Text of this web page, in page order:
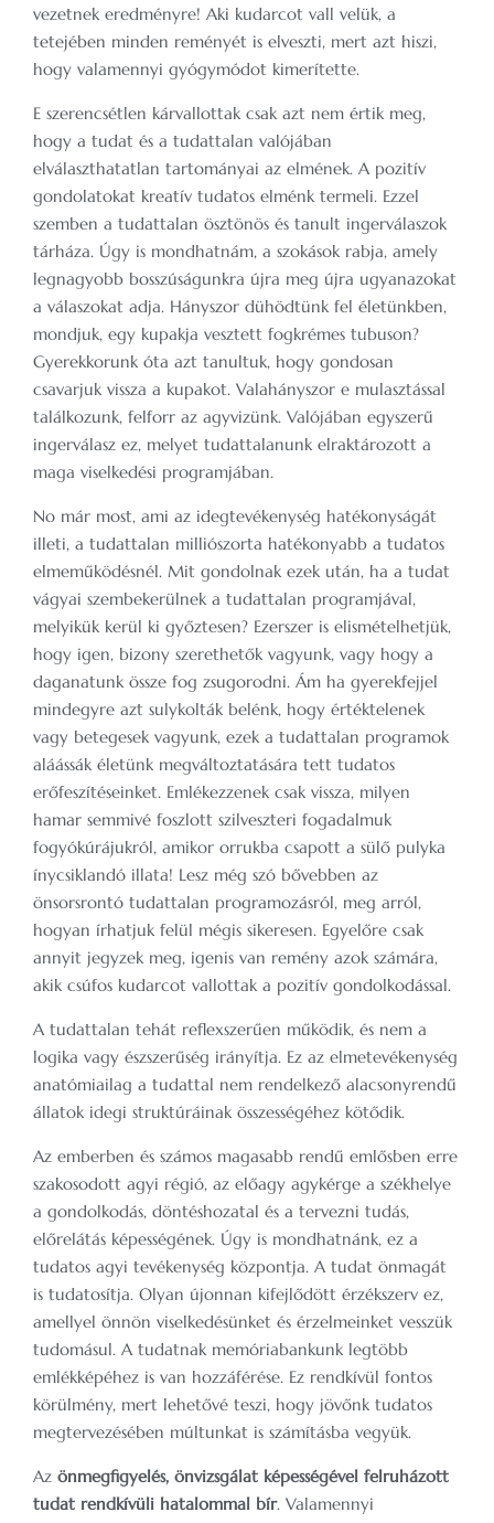
vezetnek eredményre! Aki kudarcot vall velük, a
tetejében minden reményét is elveszti, mert azt hiszi,
hogy valamennyi gyógymódot kimerítette.
E szerencsétlen kárvallottak csak azt nem értik meg,
hogy a tudat és a tudattalan valójában
elválaszthatatlan tartományai az elmének. A pozitív
gondolatokat kreatív tudatos elménk termeli. Ezzel
szemben a tudattalan ösztönös és tanult ingerválaszok
tárháza. Úgy is mondhatnám, a szokások rabja, amely
legnagyobb bosszúságunkra újra meg újra ugyanazokat
a válaszokat adja. Hányszor dühödtünk fel életünkben,
mondjuk, egy kupakja vesztett fogkrémes tubuson?
Gyerekkorunk óta azt tanultuk, hogy gondosan
csavarjuk vissza a kupakot. Valahányszor e mulasztással
találkozunk, felforr az agyvizünk. Valójában egyszerű
ingerválasz ez, melyet tudattalanunk elraktározott a
maga viselkedési programjában.
No már most, ami az idegtevékenység hatékonyságát
illeti, a tudattalan milliószorta hatékonyabb a tudatos
elmeműködésnél. Mit gondolnak ezek után, ha a tudat
vágyai szembekerülnek a tudattalan programjával,
melyikük kerül ki győztesen? Ezerszer is elismételhetjük,
hogy igen, bizony szerethetők vagyunk, vagy hogy a
daganatunk össze fog zsugorodni. Ám ha gyerekfejjel
mindegyre azt sulykolták belénk, hogy értéktelenek
vagy betegesek vagyunk, ezek a tudattalan programok
aláássák életünk megváltoztatására tett tudatos
erőfeszítéseinket. Emlékezzenek csak vissza, milyen
hamar semmivé foszlott szilveszteri fogadalmuk
fogyókúrájukról, amikor orrukba csapott a sülő pulyka
ínycsiklandó illata! Lesz még szó bővebben az
önsorsrontó tudattalan programozásról, meg arról,
hogyan írhatjuk felül mégis sikeresen. Egyelőre csak
annyit jegyzek meg, igenis van remény azok számára,
akik csúfos kudarcot vallottak a pozitív gondolkodással.
A tudattalan tehát reflexszerűen működik, és nem a
logika vagy észszerűség irányítja. Ez az elmetevékenység
anatómiailag a tudattal nem rendelkező alacsonyrendű
állatok idegi struktúráinak összességéhez kötődik.
Az emberben és számos magasabb rendű emlősben erre
szakosodott agyi régió, az előagy agykérge a székhelye
a gondolkodás, döntéshozatal és a tervezni tudás,
előrelátás képességének. Úgy is mondhatnánk, ez a
tudatos agyi tevékenység központja. A tudat önmagát
is tudatosítja. Olyan újonnan kifejlődött érzékszerv ez,
amellyel önnön viselkedésünket és érzelmeinket vesszük
tudomásul. A tudatnak memóriabankunk legtöbb
emlékképéhez is van hozzáférése. Ez rendkívül fontos
körülmény, mert lehetővé teszi, hogy jövőnk tudatos
megtervezésében múltunkat is számításba vegyük.
Az önmegfigyelés, önvizsgálat képességével felruházott
tudat rendkívüli hatalommal bír. Valamennyi